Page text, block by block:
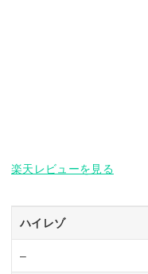
楽天レビューを見る
ハイレゾ
–